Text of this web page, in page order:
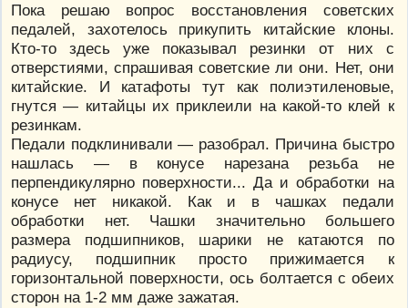
Пока решаю вопрос восстановления советских
педалей, захотелось прикупить китайские клоны.
Кто-то здесь уже показывал резинки от них с
отверстиями, спрашивая советские ли они. Нет, они
китайские. И катафоты тут как полиэтиленовые,
гнутся — китайцы их приклеили на какой-то клей к
резинкам.
Педали подклинивали — разобрал. Причина быстро
нашлась — в конусе нарезана резьба не
перпендикулярно поверхности... Да и обработки на
конусе нет никакой. Как и в чашках педали
обработки нет. Чашки значительно большего
размера подшипников, шарики не катаются по
радиусу, подшипник просто прижимается к
горизонтальной поверхности, ось болтается с обеих
сторон на 1-2 мм даже зажатая.